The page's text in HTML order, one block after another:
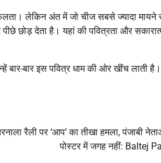
लेकिन अंत में जो चीज सबसे ज्यादा मायने
छोड़ देता है। यहां की पवित्रता और
बार इस पवित्र धाम की ओर खींच लाती है।
रैली पर ‘आप’ का तीखा हमला, पंजाबी
पोस्टर में जगह नहीं: Baltej